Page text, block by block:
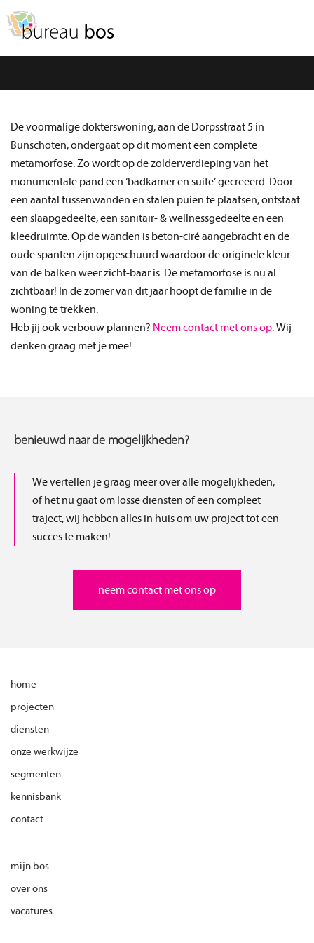
Spring
naar
Door
naar
De voormalige dokterswoning, aan de Dorpsstraat 5 in
Bunschoten, ondergaat op dit moment een complete
metamorfose. Zo wordt op de zolderverdieping van het
monumentale pand een ‘badkamer en suite’ gecreëerd. Door
een aantal tussenwanden en stalen puien te plaatsen, ontstaat
een slaapgedeelte, een sanitair- & wellnessgedeelte en een
kleedruimte. Op de wanden is beton-ciré aangebracht en de
oude spanten zijn opgeschuurd waardoor de originele kleur
van de balken weer zicht-baar is. De metamorfose is nu al
zichtbaar! In de zomer van dit jaar hoopt de familie in de
woning te trekken.
Heb jij ook verbouw plannen? Neem contact met ons op.Wij
denken graag met je mee!
benieuwd naar de mogelijkheden?
We vertellen je graag meer over alle mogelijkheden,
of het nu gaat om losse diensten of een compleet
traject, wij hebben alles in huis om uw project tot een
succes te maken!
neem contact met ons op
home
projecten
diensten
onze werkwijze
segmenten
kennisbank
contact
mijn bos
over ons
vacatures